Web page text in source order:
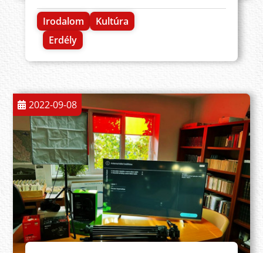
Irodalom
Kultúra
Erdély
2022-09-08